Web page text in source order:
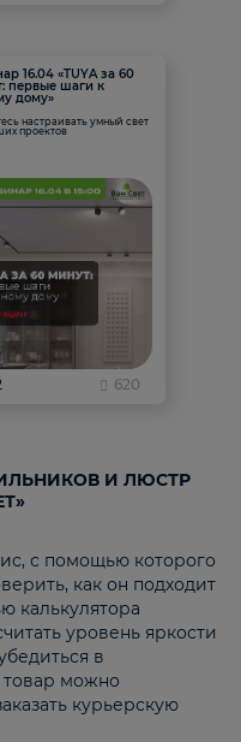
16.04 «TUYA за 60
первые шаги к
дому»
настраивать умный свет
проектов
620
И ЛЮСТР
с помощью которого
как он подходит
калькулятора
уровень яркости
в
товар можно
курьерскую